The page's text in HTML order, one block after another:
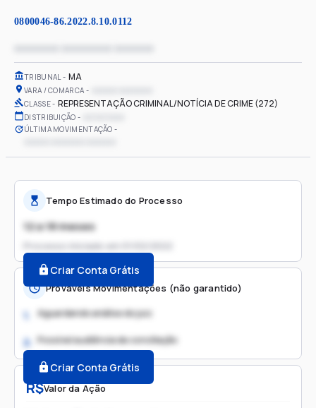
0800046-86.2022.8.10.0112
TRIBUNAL MA
VARA / COMARCA
CLASSE REPRESENTAÇÃO CRIMINAL/NOTÍCIA DE CRIME (272)
DISTRIBUIÇÃO
ÚLTIMA MOVIMENTAÇÃO
R$Valor da Ação
Tempo Estimado do Processo
12 a 18 meses
Processo iniciado em
Criar Conta Grátis
Prováveis Movimentações (não garantido)
1. Aguardando análise do juiz
2. Possível audiência de conciliação
Criar Conta Grátis